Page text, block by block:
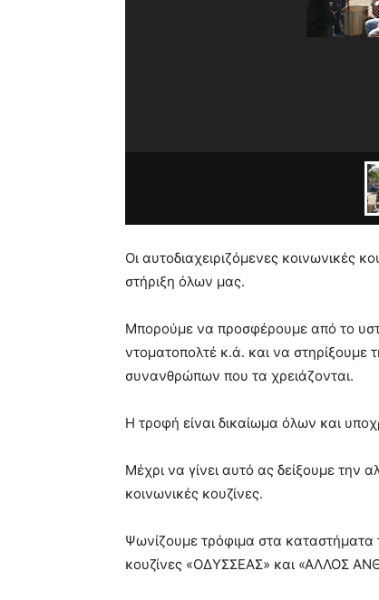
Οι αυτοδιαχειριζόμενες κοινωνικές
στήριξη όλων μας.
Μπορούμε να προσφέρουμε από το
ντοματοπολτέ κ.ά. και να
συνανθρώπων που τα χρειάζονται.
Η τροφή είναι δικαίωμα όλων και
Μέχρι να γίνει αυτό ας δείξουμε την
κοινωνικές κουζίνες.
Ψωνίζουμε τρόφιμα στα καταστήματα
κουζίνες «ΟΔΥΣΣΕΑΣ» και «ΑΛΛΟΣ